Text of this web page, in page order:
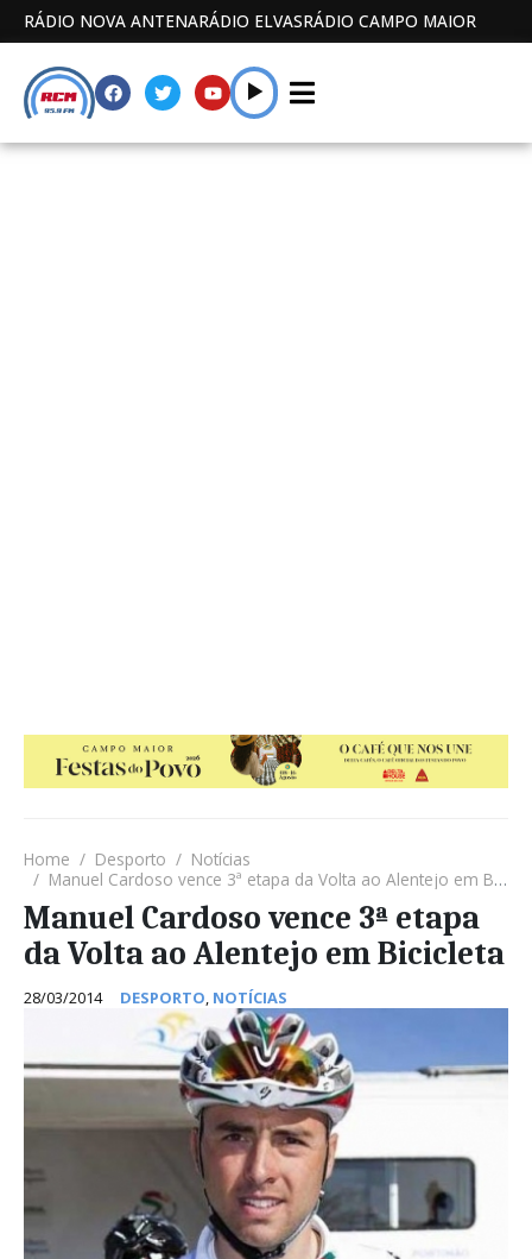
RÁDIO NOVA ANTENARÁDIO ELVASRÁDIO CAMPO MAIOR
Home Desporto
Notícias
Manuel Cardoso vence 3ª etapa da Volta ao Alentejo em Bicicleta
Manuel Cardoso vence 3ª etapa
da Volta ao Alentejo em Bicicleta
28/03/2014 DESPORTO, NOTÍCIAS